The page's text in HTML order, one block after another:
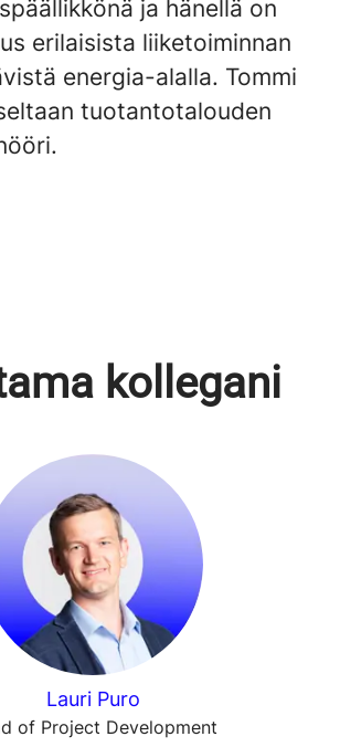
ja hänellä on
erilaisista liiketoiminnan
energia-alalla. Tommi
tuotantotalouden
kollegani
Lauri Puro
of Project Development